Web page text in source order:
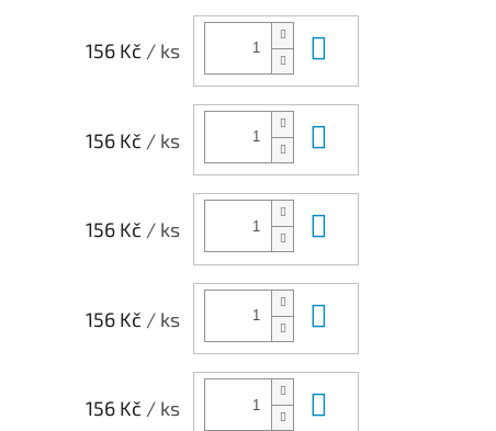
156 Kč / ks
156 Kč / ks
156 Kč / ks
156 Kč / ks
156 Kč / ks